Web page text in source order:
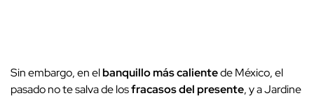
Sin embargo, en elbanquillo más calientede México, el
pasado no te salva de losfracasos del presente, y a Jardine